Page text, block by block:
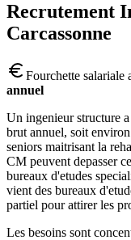
Recrutement
Carcassonne
Fourchette salariale
annuel
Un ingenieur structure
brut annuel, soit
seniors maitrisant la
CM peuvent depasser
bureaux d'etudes
vient des bureaux
partiel pour attirer les
Les besoins sont